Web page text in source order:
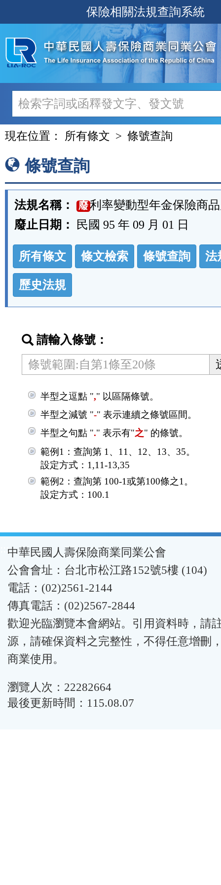
至
主
內
容
保險相關法規查詢系統
現在位置： 所有條文 條號查詢
條號查詢
法規名稱： 廢利率變動型年金保險商
廢止日期：
民國 95 年 09 月 01 日
法
規
功
能
按
區
所有條文 條文檢索 條號查詢 法
歷史法規
請輸入條號：
半型之逗點 "," 以區隔條號。
半型之減號 "-" 表示連續之條號區間。
半型之句點 "." 表示有"之" 的條號。
範例1：查詢第 1、11、12、13、35。
設定方式：1,11-13,35
範例2：查詢第 100-1或第100條之1。
設定方式：100.1
:::中華民國人壽保險商業同業公會
公會會址：台北市松江路152號5樓 (104)
電話：(02)2561-2144
傳真電話：(02)2567-2844
歡迎光臨瀏覽本會網站。引用資料時，請
源，請確保資料之完整性，不得任意增刪
商業使用。
瀏覽人次：22282664
最後更新時間：115.08.07